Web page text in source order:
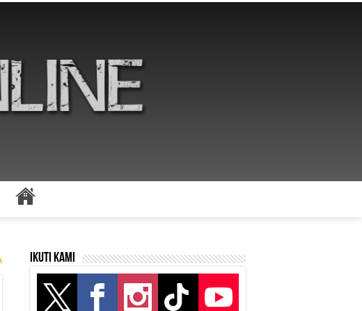
Ikuti kami